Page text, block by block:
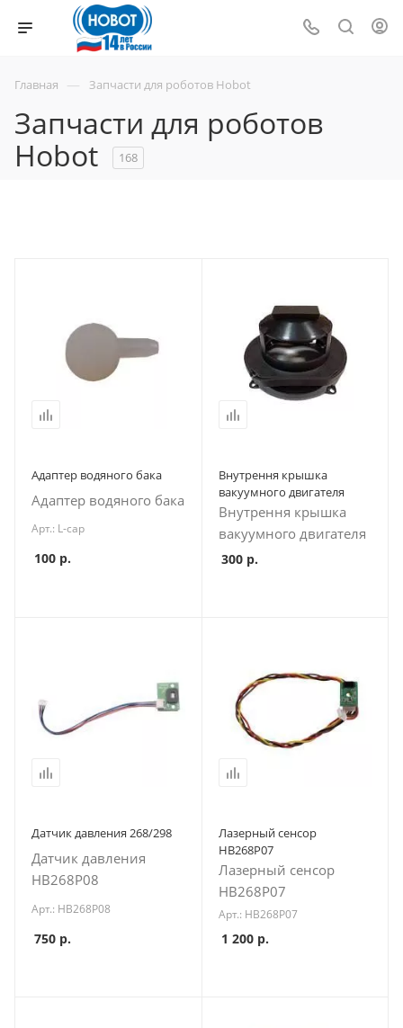
Главная — Запчасти для роботов Hobot
Запчасти для роботов
Hobot
168
Адаптер водяного бака
Адаптер водяного бака
Арт.: L-cap
100 р.
Внутрення крышка
вакуумного двигателя
Внутрення крышка
вакуумного двигателя
300р.
Датчик давления 268/298
Датчик давления
HB268P08
Арт.: HB268P08
750 р.
Лазерный сенсор
HB268P07
Лазерный сенсор
HB268P07
Арт.: HB268P07
1 200р.